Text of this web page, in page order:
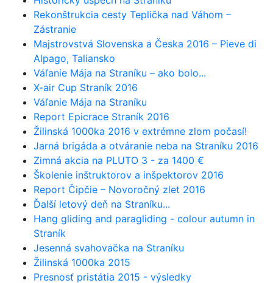
Rekonštrukcia cesty Teplička nad Váhom –
Zástranie
Majstrovstvá Slovenska a Česka 2016 – Pieve di
Alpago, Taliansko
Váľanie Mája na Straníku – ako bolo...
X-air Cup Straník 2016
Váľanie Mája na Straníku
Report Epicrace Straník 2016
Žilinská 1000ka 2016 v extrémne zlom počasí!
Jarná brigáda a otváranie neba na Straníku 2016
Zimná akcia na PLUTO 3 - za 1400 €
Školenie inštruktorov a inšpektorov 2016
Report Čipčie – Novoročný zlet 2016
Ďalší letový deň na Straníku...
Hang gliding and paragliding - colour autumn in
Straník
Jesenná svahovačka na Straníku
Žilinská 1000ka 2015
Presnosť pristátia 2015 - výsledky